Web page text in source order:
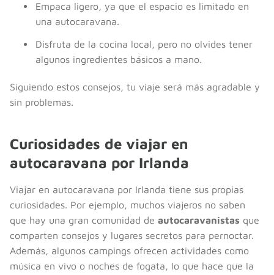
Empaca ligero, ya que el espacio es limitado en
una autocaravana.
Disfruta de la cocina local, pero no olvides tener
algunos ingredientes básicos a mano.
Siguiendo estos consejos, tu viaje será más agradable y
sin problemas.
Curiosidades de viajar en
autocaravana por Irlanda
Viajar en autocaravana por Irlanda tiene sus propias
curiosidades. Por ejemplo, muchos viajeros no saben
que hay una gran comunidad de autocaravanistas que
comparten consejos y lugares secretos para pernoctar.
Además, algunos campings ofrecen actividades como
música en vivo o noches de fogata, lo que hace que la